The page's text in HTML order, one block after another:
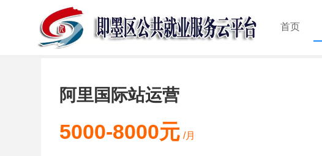
首页
阿里国际站运营
5000-8000元 /月